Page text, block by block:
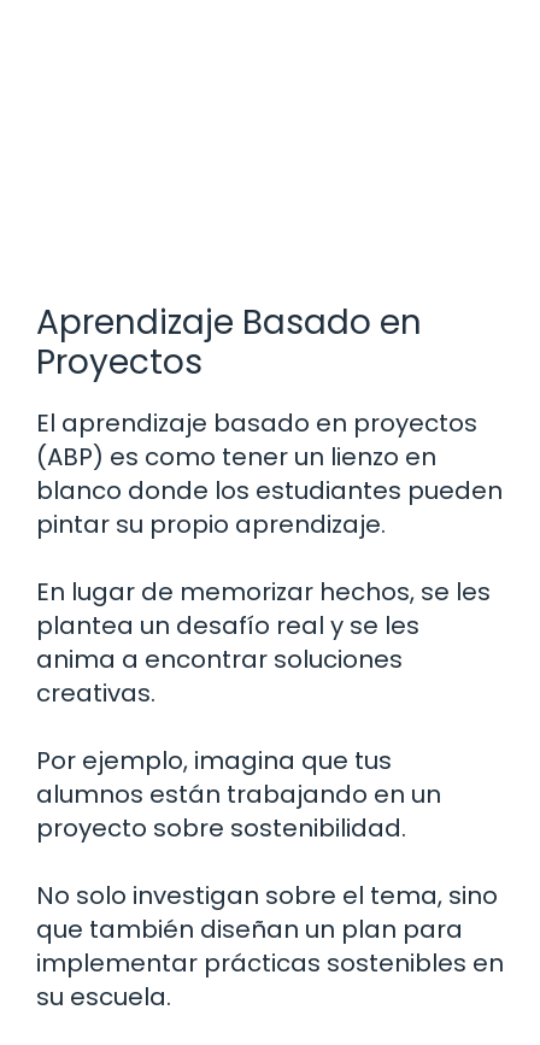
Aprendizaje Basado en
Proyectos
El aprendizaje basado en proyectos
(ABP) es como tener un lienzo en
blanco donde los estudiantes pueden
pintar su propio aprendizaje.
En lugar de memorizar hechos, se les
plantea un desafío real y se les
anima a encontrar soluciones
creativas.
Por ejemplo, imagina que tus
alumnos están trabajando en un
proyecto sobre sostenibilidad.
No solo investigan sobre el tema, sino
que también diseñan un plan para
implementar prácticas sostenibles en
su escuela.